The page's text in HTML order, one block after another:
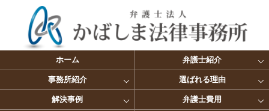
ホーム 弁護士紹介
事務所紹介 選ばれる理由
解決事例 弁護士費用